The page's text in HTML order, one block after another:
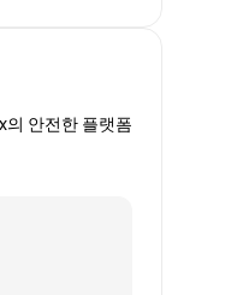
의 안전한 플랫폼